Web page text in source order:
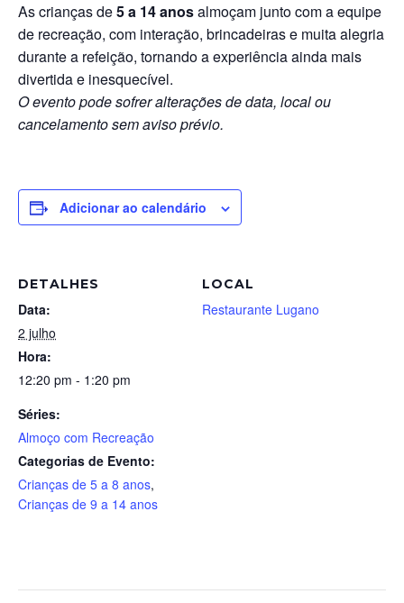
As crianças de5 a 14 anosalmoçam junto com a equipe
de recreação, com interação, brincadeiras e muita alegria
durante a refeição, tornando a experiência ainda mais
divertida e inesquecível.
O evento pode sofrer alterações de data, local ou
cancelamento sem aviso prévio.
Adicionar ao calendário
DETALHES
Data:
2 julho
Hora:
12:20 pm - 1:20 pm
Séries:
Almoço com Recreação
Categorias de Evento:
Crianças de 5 a 8 anos,
Crianças de 9 a 14 anos
LOCAL
Restaurante Lugano